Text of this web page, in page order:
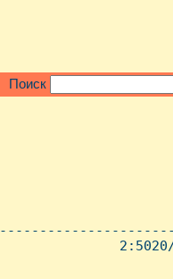
Поиск
2:5020/